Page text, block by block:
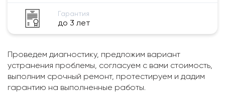
Гарантия
до 3 лет
Проведем диагностику, предложим вариант
устранения проблемы, согласуем с вами стоимость,
выполним срочный ремонт, протестируем и дадим
гарантию на выполненные работы.